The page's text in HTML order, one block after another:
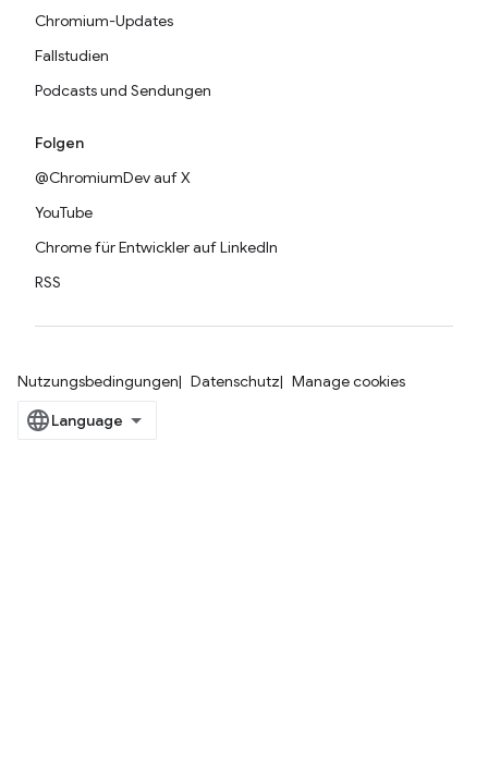
Chromium-Updates
Fallstudien
Podcasts und Sendungen
Folgen
@ChromiumDev auf X
YouTube
Chrome für Entwickler auf LinkedIn
RSS
Nutzungsbedingungen Datenschutz Manage cookies